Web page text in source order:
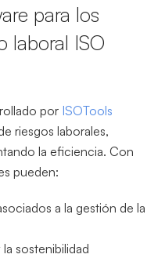
para los
laboral ISO
por ISOTools
riesgos laborales,
la eficiencia. Con
pueden:
a la gestión de la
sostenibilidad